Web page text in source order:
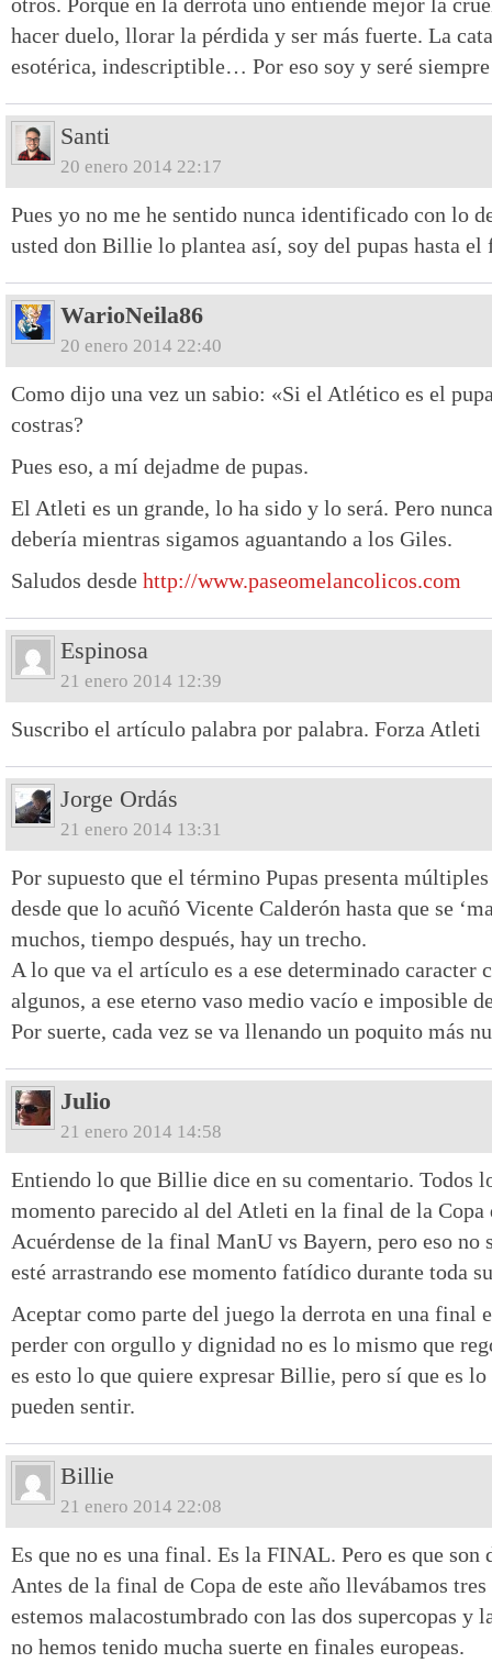
hacer duelo, llorar la pérdida y ser más fuerte. La
esotérica, indescriptible… Por eso soy y seré
Santi
20 enero 2014 22:17
Pues yo no me he sentido nunca identificado con lo
usted don Billie lo plantea así, soy del pupas hasta el
WarioNeila86
20 enero 2014 22:40
Como dijo una vez un sabio: «Si el Atlético es el
costras?
Pues eso, a mí dejadme de pupas.
El Atleti es un grande, lo ha sido y lo será. Pero
debería mientras sigamos aguantando a los Giles.
Saludos desde http://www.paseomelancolicos.com
Espinosa
21 enero 2014 12:39
Suscribo el artículo palabra por palabra. Forza Atleti
Jorge Ordás
21 enero 2014 13:31
Por supuesto que el término Pupas presenta
desde que lo acuñó Vicente Calderón hasta que se
muchos, tiempo después, hay un trecho.
A lo que va el artículo es a ese determinado caracter
algunos, a ese eterno vaso medio vacío e imposible
Por suerte, cada vez se va llenando un poquito más
Julio
21 enero 2014 14:58
Entiendo lo que Billie dice en su comentario. Todos
momento parecido al del Atleti en la final de la Copa
Acuérdense de la final ManU vs Bayern, pero eso
esté arrastrando ese momento fatídico durante toda
Aceptar como parte del juego la derrota en una final
perder con orgullo y dignidad no es lo mismo que
es esto lo que quiere expresar Billie, pero sí que es
pueden sentir.
Billie
21 enero 2014 22:08
Es que no es una final. Es la FINAL. Pero es que son
Antes de la final de Copa de este año llevábamos
estemos malacostumbrado con las dos supercopas y
no hemos tenido mucha suerte en finales europeas.